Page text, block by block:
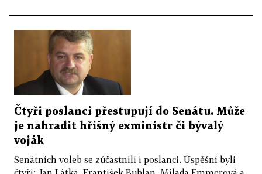
Čtyři poslanci přestupují do Senátu. Může
je nahradit hříšný exministr či bývalý
voják
Senátních voleb se zúčastnili i poslanci. Úspěšní byli